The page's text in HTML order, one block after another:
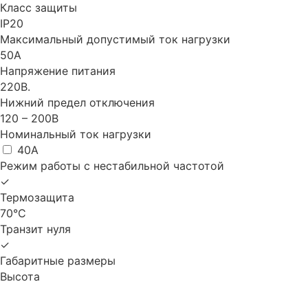
Класс защиты
IP20
Максимальный допустимый ток нагрузки
50A
Напряжение питания
220В.
Нижний предел отключения
120 – 200В
Номинальный ток нагрузки
40A
Режим работы с нестабильной частотой
✓
Термозащита
70°С
Транзит нуля
✓
Габаритные размеры
Высота